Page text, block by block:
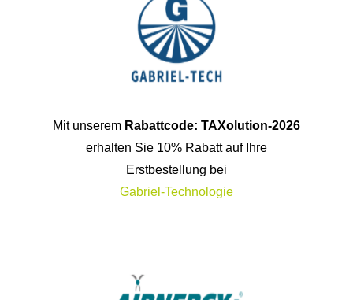
Mit unserem Rabattcode: TAXolution-2026
erhalten Sie 10% Rabatt auf Ihre
Erstbestellung bei
Gabriel-Technologie